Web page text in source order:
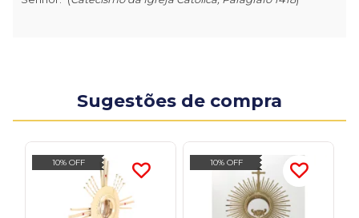
Sugestões de compra
10% OFF 10% OFF